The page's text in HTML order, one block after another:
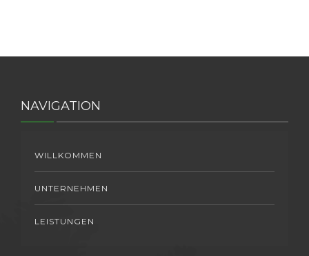
NAVIGATION
WILLKOMMEN
UNTERNEHMEN
LEISTUNGEN